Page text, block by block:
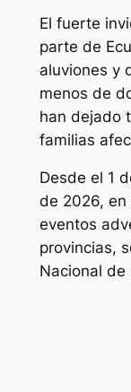
El fuerte
parte de
aluviones y
menos de
han dejado
familias
Desde el 1
de 2026, en
eventos
provincias,
Nacional de